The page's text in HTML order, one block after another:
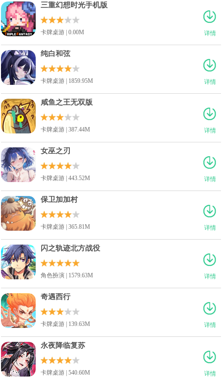
详情
三重幻想时光手机版
卡牌桌游 | 0.00M
详情
纯白和弦
卡牌桌游 | 1859.95M
详情
咸鱼之王无双版
卡牌桌游 | 387.44M
详情
女巫之刃
卡牌桌游 | 443.52M
详情
保卫加加村
卡牌桌游 | 365.81M
详情
闪之轨迹北方战役
角色扮演 | 1579.63M
详情
奇遇西行
卡牌桌游 | 139.63M
详情
永夜降临复苏
卡牌桌游 | 540.60M